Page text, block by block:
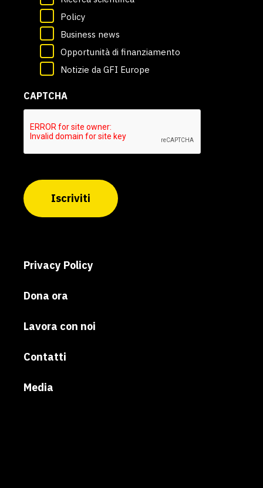
Policy
Business news
Opportunità di finanziamento
Notizie da GFI Europe
CAPTCHA
Iscriviti
Privacy Policy
Dona ora
Lavora con noi
Contatti
Media